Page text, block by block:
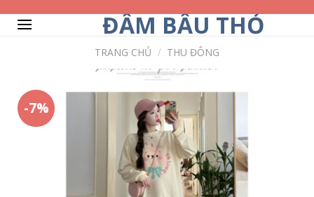
ĐẦM BẦU THỎ
TRANG CHỦ / THU ĐÔNG
-7%